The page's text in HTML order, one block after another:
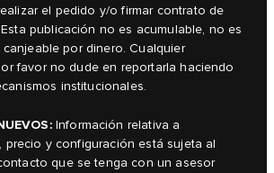
el pedido y/o firmar contrato de
publicación no es acumulable, no es
canjeable por dinero. Cualquier
favor no dude en reportarla haciendo
institucionales.
Información relativa a
precio y configuración está sujeta al
que se tenga con un asesor